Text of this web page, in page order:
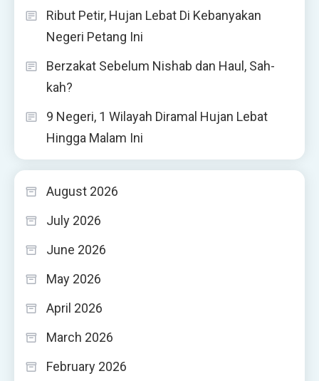
Ribut Petir, Hujan Lebat Di Kebanyakan
Negeri Petang Ini
Berzakat Sebelum Nishab dan Haul, Sah-
kah?
9 Negeri, 1 Wilayah Diramal Hujan Lebat
Hingga Malam Ini
August 2026
July 2026
June 2026
May 2026
April 2026
March 2026
February 2026